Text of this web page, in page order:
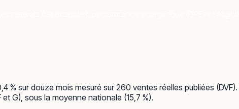
% sur douze mois mesuré sur 260 ventes réelles publiées
G), sous la moyenne nationale (15,7 %).